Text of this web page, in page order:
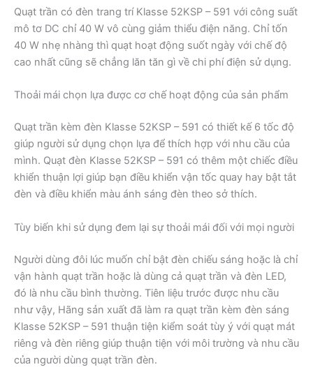
Quạt trần có đèn trang trí Klasse 52KSP – 591 với công suất
mô tơ DC chỉ 40 W vô cùng giảm thiểu điện năng. Chỉ tốn
40 W nhẹ nhàng thì quạt hoạt động suốt ngày với chế độ
cao nhất cũng sẽ chẳng lăn tăn gì về chi phí điện sử dụng.
Thoải mái chọn lựa được cơ chế hoạt động của sản phẩm
Quạt trần kèm đèn Klasse 52KSP – 591 có thiết kế 6 tốc độ
giúp người sử dụng chọn lựa để thích hợp với nhu cầu của
mình. Quạt đèn Klasse 52KSP – 591 có thêm một chiếc điều
khiển thuận lợi giúp bạn điều khiển vận tốc quay hay bật tắt
đèn và điều khiển màu ánh sáng đèn theo sở thích.
Tùy biến khi sử dụng đem lại sự thoải mái đối với mọi người
Người dùng đôi lúc muốn chỉ bật đèn chiếu sáng hoặc là chỉ
vận hành quạt trần hoặc là dùng cả quạt trần và đèn LED,
đó là nhu cầu bình thường. Tiên liệu trước được nhu cầu
như vậy, Hãng sản xuất đã làm ra quạt trần kèm đèn sáng
Klasse 52KSP – 591 thuận tiện kiểm soát tùy ý với quạt mát
riêng và đèn riêng giúp thuận tiện với môi trường và nhu cầu
của người dùng quạt trần đèn.